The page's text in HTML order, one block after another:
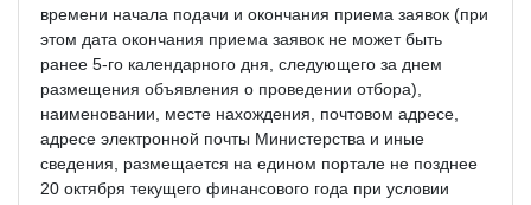
времени начала подачи и окончания приема заявок (при
этом дата окончания приема заявок не может быть
ранее 5-го календарного дня, следующего за днем
размещения объявления о проведении отбора),
наименовании, месте нахождения, почтовом адресе,
адресе электронной почты Министерства и иные
сведения, размещается на едином портале не позднее
20 октября текущего финансового года при условии